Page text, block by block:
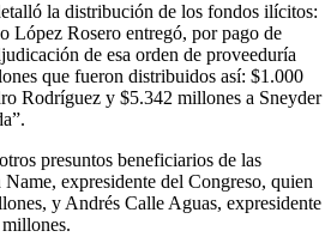
la distribución de los fondos ilícitos:
López Rosero entregó, por pago de
de esa orden de proveeduría
que fueron distribuidos así: $1.000
Rodríguez y $5.342 millones a Sneyder
presuntos beneficiarios de las
expresidente del Congreso, quien
y Andrés Calle Aguas, expresidente